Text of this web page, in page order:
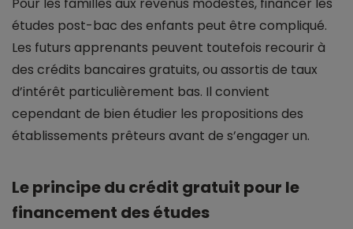
études post-bac des enfants peut être compliqué.
Les futurs apprenants peuvent toutefois recourir à
des crédits bancaires gratuits, ou assortis de taux
d’intérêt particulièrement bas. Il convient
cependant de bien étudier les propositions des
établissements prêteurs avant de s’engager un.
Le principe du crédit gratuit pour le
financement des études